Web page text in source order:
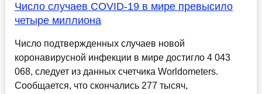
Число случаев COVID-19 в мире превысило
четыре миллиона
Число подтвержденных случаев новой
коронавирусной инфекции в мире достигло 4 043
068, следует из данных счетчика Worldometers.
Сообщается, что скончались 277 тысяч,